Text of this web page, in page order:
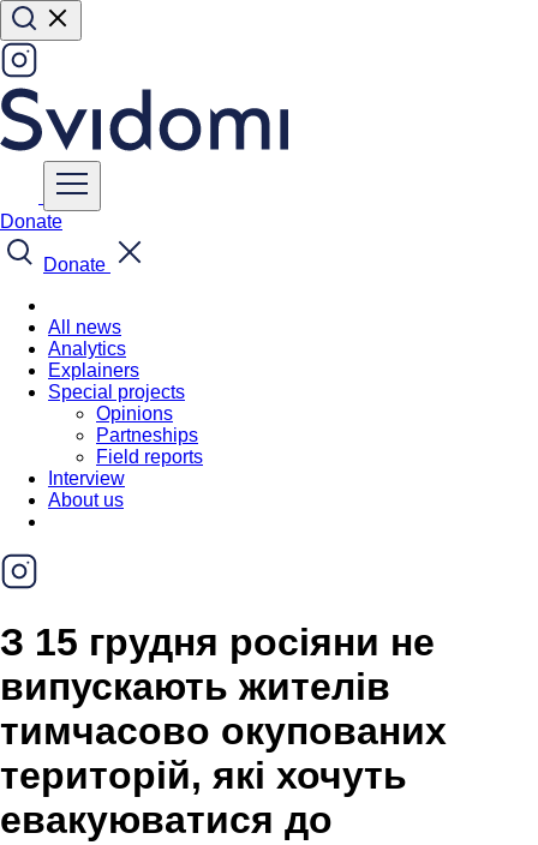
Donate
Donate
All news
Analytics
Explainers
Special projects
Opinions
Partneships
Field reports
Interview
About us
З 15 грудня росіяни не
випускають жителів
тимчасово окупованих
територій, які хочуть
евакуюватися до